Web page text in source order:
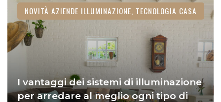
I vantaggi dei sistemi di illuminazione
per arredare al meglio ogni tipo di
NOVITÀ AZIENDE ILLUMINAZIONE, TECNOLOGIA CASA